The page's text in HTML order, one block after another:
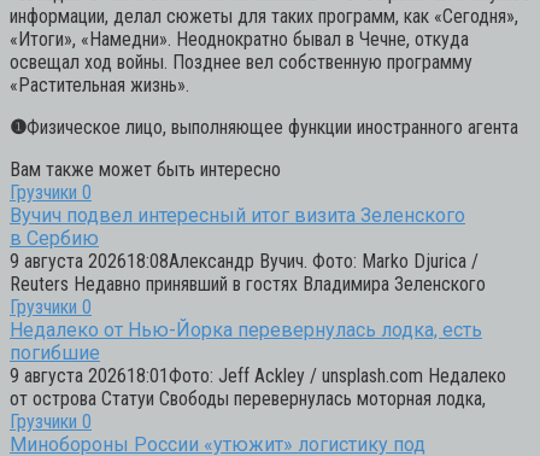
информации, делал сюжеты для таких программ, как «Сегодня»,
«Итоги», «Намедни». Неоднократно бывал в Чечне, откуда
освещал ход войны. Позднее вел собственную программу
«Растительная жизнь».
❶Физическое лицо, выполняющее функции иностранного агента
Вам также может быть интересно
Грузчики 0
Вучич подвел интересный итог визита Зеленского
в Сербию
9 августа 202618:08Александр Вучич. Фото: Marko Djurica /
Reuters Недавно принявший в гостях Владимира Зеленского
Грузчики 0
Недалеко от Нью-Йорка перевернулась лодка, есть
погибшие
9 августа 202618:01Фото: Jeff Ackley / unsplash.com Недалеко
от острова Статуи Свободы перевернулась моторная лодка,
Грузчики 0
Минобороны России «утюжит» логистику под